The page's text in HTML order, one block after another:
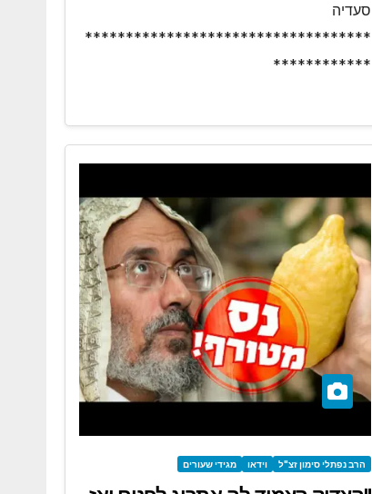
סעדיה
***********************************
************
הרב נפתלי סימון זצ"ל וידאו מגידי שעורים